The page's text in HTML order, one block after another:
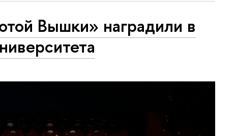
Вышки» наградили в